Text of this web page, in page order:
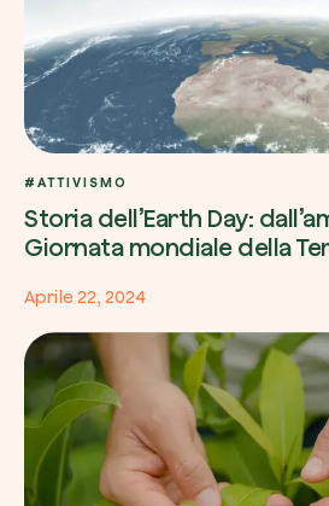
#ATTIVISMO
Storia dell’Earth Day:
Giornata mondiale della
Aprile 22, 2024